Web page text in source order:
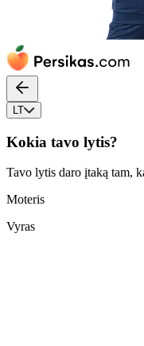
LT
Kokia tavo lytis?
Tavo lytis daro įtaką tam,
Moteris
Vyras